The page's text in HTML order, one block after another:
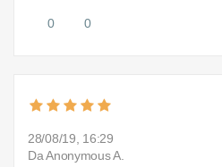
0 0
28/08/19, 16:29
Da Anonymous A.